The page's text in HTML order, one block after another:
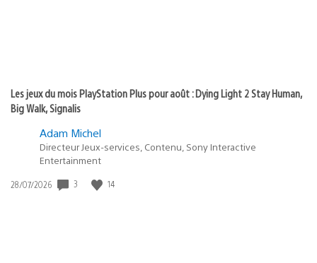
Les jeux du mois PlayStation Plus pour août : Dying Light 2 Stay Human,
Big Walk, Signalis
Adam Michel
Directeur Jeux-services, Contenu, Sony Interactive
Entertainment
Date
28/07/2026 3 14